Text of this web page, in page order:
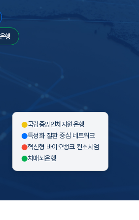
행
국립중앙인체자원은행
특성화 질환 중심 네트워크
혁신형 바이오뱅크 컨소시엄
치매뇌은행